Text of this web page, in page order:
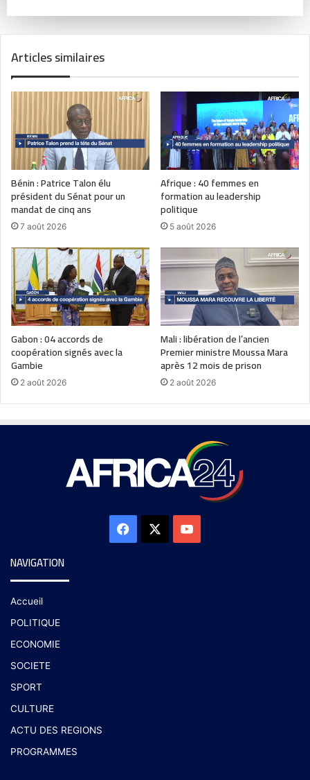
Articles similaires
Bénin : Patrice Talon élu
président du Sénat pour un
mandat de cinq ans
7 août 2026
Afrique : 40 femmes en
formation au leadership
politique
5 août 2026
Gabon : 04 accords de
coopération signés avec la
Gambie
2 août 2026
Mali : libération de l’ancien
Premier ministre Moussa Mara
après 12 mois de prison
2 août 2026
NAVIGATION
Accueil
POLITIQUE
ECONOMIE
SOCIETE
SPORT
CULTURE
ACTU DES REGIONS
PROGRAMMES